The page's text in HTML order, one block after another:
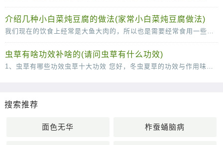
介绍几种小白菜炖豆腐的做法(家常小白菜炖豆腐做法)
我们现在的饮食上经常是大鱼大肉的，所以也是需要经常食用一些小清新的菜肴来很好的改善我们的肠胃的，说到这里，口味清淡的小白菜炖豆腐就是我们不得不说的一道菜了，这道菜虽然说
虫草有啥功效补啥的(请问虫草有什么功效)
1、虫草有哪些功效虫草十大功效 您好，冬虫夏草的功效与作用味甘，性平。能补肾壮阳，补肺平喘，止血化痰。用于肾虚阳痿，遗精，头昏耳鸣；肺虚或肺肾两虚，喘咳短气，或咳血；体虚自汗，畏风。1
搜索推荐
面色无华 柞蚕蛹脑病